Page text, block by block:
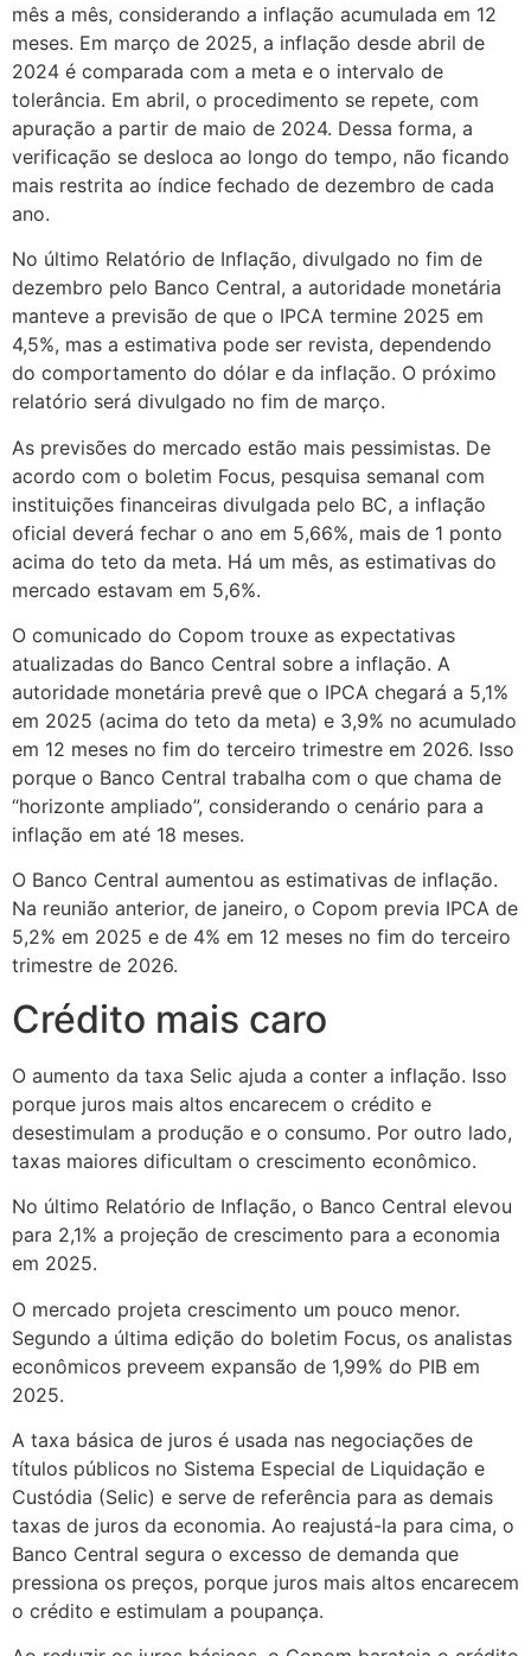
mês a mês, considerando a inflação acumulada em 12
meses. Em março de 2025, a inflação desde abril de
2024 é comparada com a meta e o intervalo de
tolerância. Em abril, o procedimento se repete, com
apuração a partir de maio de 2024. Dessa forma, a
verificação se desloca ao longo do tempo, não ficando
mais restrita ao índice fechado de dezembro de cada
ano.
No último Relatório de Inflação, divulgado no fim de
dezembro pelo Banco Central, a autoridade monetária
manteve a previsão de que o IPCA termine 2025 em
4,5%, mas a estimativa pode ser revista, dependendo
do comportamento do dólar e da inflação. O próximo
relatório será divulgado no fim de março.
As previsões do mercado estão mais pessimistas. De
acordo com o boletim Focus, pesquisa semanal com
instituições financeiras divulgada pelo BC, a inflação
oficial deverá fechar o ano em 5,66%, mais de 1 ponto
acima do teto da meta. Há um mês, as estimativas do
mercado estavam em 5,6%.
O comunicado do Copom trouxe as expectativas
atualizadas do Banco Central sobre a inflação. A
autoridade monetária prevê que o IPCA chegará a 5,1%
em 2025 (acima do teto da meta) e 3,9% no acumulado
em 12 meses no fim do terceiro trimestre em 2026. Isso
porque o Banco Central trabalha com o que chama de
“horizonte ampliado”, considerando o cenário para a
inflação em até 18 meses.
O Banco Central aumentou as estimativas de inflação.
Na reunião anterior, de janeiro, o Copom previa IPCA de
5,2% em 2025 e de 4% em 12 meses no fim do terceiro
trimestre de 2026.
Crédito mais caro
O aumento da taxa Selic ajuda a conter a inflação. Isso
porque juros mais altos encarecem o crédito e
desestimulam a produção e o consumo. Por outro lado,
taxas maiores dificultam o crescimento econômico.
No último Relatório de Inflação, o Banco Central elevou
para 2,1% a projeção de crescimento para a economia
em 2025.
O mercado projeta crescimento um pouco menor.
Segundo a última edição do boletim Focus, os analistas
econômicos preveem expansão de 1,99% do PIB em
2025.
A taxa básica de juros é usada nas negociações de
títulos públicos no Sistema Especial de Liquidação e
Custódia (Selic) e serve de referência para as demais
taxas de juros da economia. Ao reajustá-la para cima, o
Banco Central segura o excesso de demanda que
pressiona os preços, porque juros mais altos encarecem
o crédito e estimulam a poupança.